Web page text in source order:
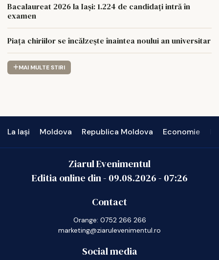
Bacalaureat 2026 la Iași: 1.224 de candidați intră în
examen
Piața chiriilor se încălzește înaintea noului an universitar
MAI MULTE STIRI
La Iași Moldova Republica Moldova Economie
Ziarul Evenimentul
Editia online din - 09.08.2026- 07:26
Contact
Orange: 0752 266 266
marketing@ziarulevenimentul.ro
Social media